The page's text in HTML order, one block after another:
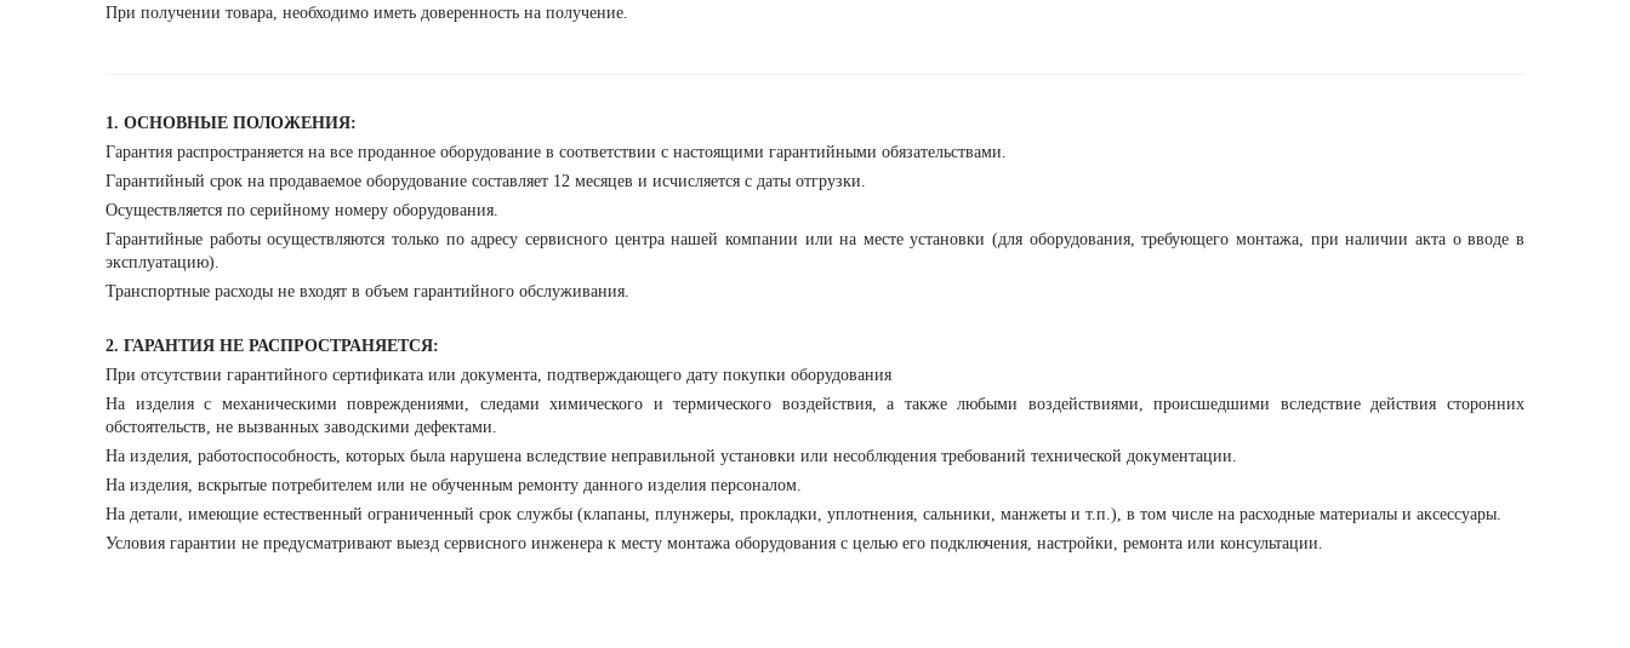
При получении товара, необходимо иметь доверенность на получение.
1. ОСНОВНЫЕ ПОЛОЖЕНИЯ:
Гарантия распространяется на все проданное оборудование в соответствии с настоящими гарантийными обязательствами.
Гарантийный срок на продаваемое оборудование составляет 12 месяцев и исчисляется с даты отгрузки.
Осуществляется по серийному номеру оборудования.
Гарантийные работы осуществляются только по адресу сервисного центра нашей компании или на месте установки (для оборудования, требующего монтажа, при наличии акта о вводе в
эксплуатацию).
Транспортные расходы не входят в объем гарантийного обслуживания.
2. ГАРАНТИЯ НЕ РАСПРОСТРАНЯЕТСЯ:
При отсутствии гарантийного сертификата или документа, подтверждающего дату покупки оборудования
На изделия с механическими повреждениями, следами химического и термического воздействия, а также любыми воздействиями, происшедшими вследствие действия сторонних
обстоятельств, не вызванных заводскими дефектами.
На изделия, работоспособность, которых была нарушена вследствие неправильной установки или несоблюдения требований технической документации.
На изделия, вскрытые потребителем или не обученным ремонту данного изделия персоналом.
На детали, имеющие естественный ограниченный срок службы (клапаны, плунжеры, прокладки, уплотнения, сальники, манжеты и т.п.), в том числе на расходные материалы и аксессуары.
Условия гарантии не предусматривают выезд сервисного инженера к месту монтажа оборудования с целью его подключения, настройки, ремонта или консультации.